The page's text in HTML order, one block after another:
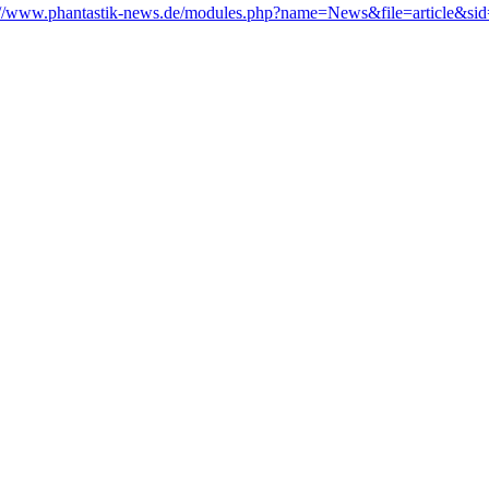
www.phantastik-news.de/